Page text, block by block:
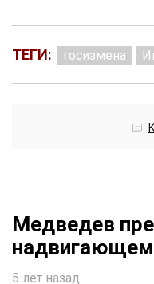
ТЕГИ: госизмена
Медведев
5 лет назад